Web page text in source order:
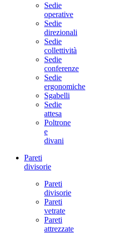
Sedie
operative
Sedie
direzionali
Sedie
collettività
Sedie
conferenze
Sedie
ergonomiche
Sgabelli
Sedie
attesa
Poltrone
e
divani
Pareti
divisorie
Pareti
divisorie
Pareti
vetrate
Pareti
attrezzate